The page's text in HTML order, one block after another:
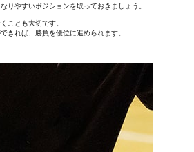
りやすいポジションを取っておきましょう。
ことも大切です。
きれば、勝負を優位に進められます。